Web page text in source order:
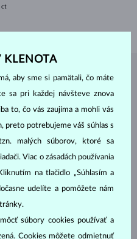
ct
KLENOTA
KLENOTA
aby sme si pamätali, čo máte
sa pri každej návšteve znova
to, čo vás zaujíma a mohli vás
preto potrebujeme váš súhlas s
malých súborov, ktoré sa
Viac o zásadách používania
na tlačidlo „Súhlasím a
udelíte a pomôžete nám
súbory cookies používať a
Cookies môžete odmietnuť